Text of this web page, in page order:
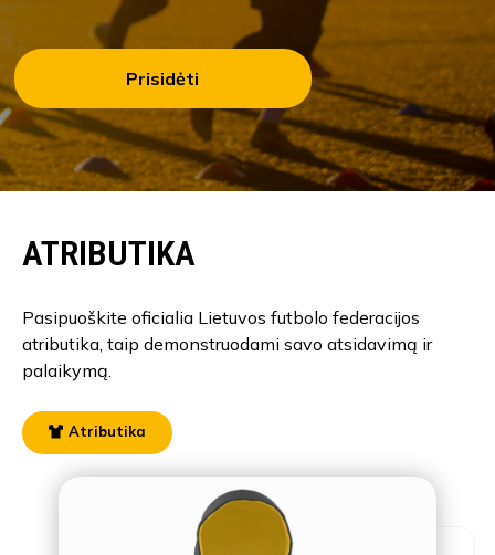
Prisidėti
ATRIBUTIKA
Pasipuoškite oficialia Lietuvos futbolo federacijos
atributika, taip demonstruodami savo atsidavimą ir
palaikymą.
Atributika